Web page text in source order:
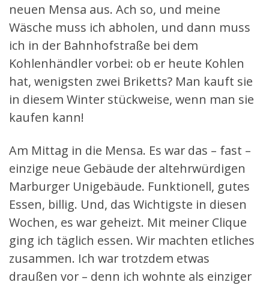
neuen Mensa aus. Ach so, und meine
Wäsche muss ich abholen, und dann muss
ich in der Bahnhofstraße bei dem
Kohlenhändler vorbei: ob er heute Kohlen
hat, wenigsten zwei Briketts? Man kauft sie
in diesem Winter stückweise, wenn man sie
kaufen kann!
Am Mittag in die Mensa. Es war das – fast –
einzige neue Gebäude der altehrwürdigen
Marburger Unigebäude. Funktionell, gutes
Essen, billig. Und, das Wichtigste in diesen
Wochen, es war geheizt. Mit meiner Clique
ging ich täglich essen. Wir machten etliches
zusammen. Ich war trotzdem etwas
draußen vor – denn ich wohnte als einziger